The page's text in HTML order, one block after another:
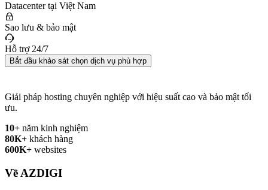
Datacenter tại Việt Nam
Sao lưu & bảo mật
Hỗ trợ 24/7
Bắt đầu khảo sát chọn dịch vụ phù hợp
Giải pháp hosting chuyên nghiệp với hiệu suất cao và bảo mật tối
ưu.
10+ năm kinh nghiệm
80K+ khách hàng
600K+ websites
Về AZDIGI